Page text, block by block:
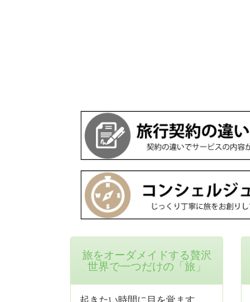
旅をオーダメイドする贅沢
世界で一つだけの「旅」
起きたい時間に目を覚ます。